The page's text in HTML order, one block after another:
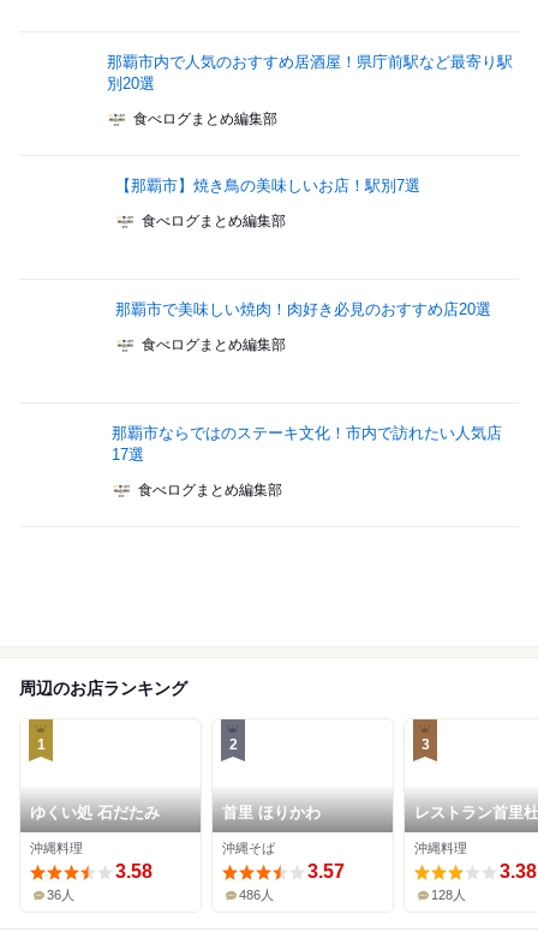
那覇市内で人気のおすすめ居酒屋！県庁前駅など最寄り駅
別20選
食べログまとめ編集部
【那覇市】焼き鳥の美味しいお店！駅別7選
食べログまとめ編集部
那覇市で美味しい焼肉！肉好き必見のおすすめ店20選
食べログまとめ編集部
那覇市ならではのステーキ文化！市内で訪れたい人気店
17選
食べログまとめ編集部
周辺のお店ランキング
1
ゆくい処 石だたみ
沖縄料理
3.58
36人
2
首里 ほりかわ
沖縄そば
3.57
486人
3
レストラン首里杜
沖縄料理
3.38
128人